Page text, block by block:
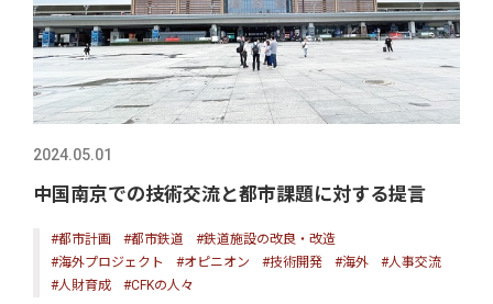
2024.05.01
中国南京での技術交流と都市課題に対する提言
#都市計画 #都市鉄道
#鉄道施設の改良・改造
#海外プロジェクト
#オピニオン #技術開発 #海外
#人事交流
#人財育成
#CFKの人々